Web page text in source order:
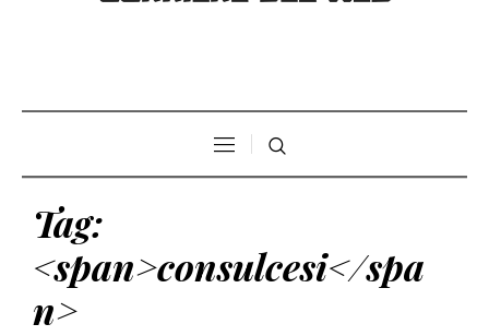
Tag:
<span>consulcesi</spa
n>